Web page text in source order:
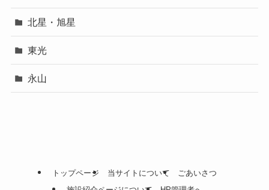
北星・旭星
東光
永山
トップページ 当サイトについて
ごあいさつ